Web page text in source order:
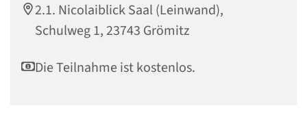
2.1. Nicolaiblick Saal (Leinwand),
Schulweg 1, 23743 Grömitz
Die Teilnahme ist kostenlos.